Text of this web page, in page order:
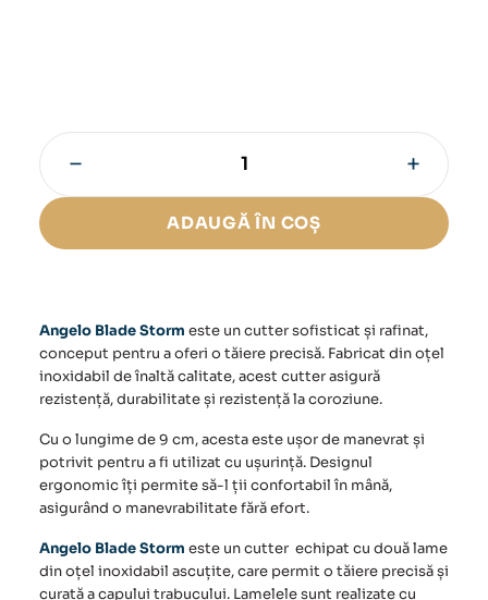
Cutter
Storm
− +
ADAUGĂ ÎN COȘ
Angelo Blade Storm este un cutter sofisticat și rafinat,
conceput pentru a oferi o tăiere precisă. Fabricat din oțel
inoxidabil de înaltă calitate, acest cutter asigură
rezistență, durabilitate și rezistență la coroziune.
Cu o lungime de 9 cm, acesta este ușor de manevrat și
potrivit pentru a fi utilizat cu ușurință. Designul
ergonomic îți permite să-l ții confortabil în mână,
asigurând o manevrabilitate fără efort.
Angelo Blade Storm este un cutter echipat cu două lame
din oțel inoxidabil ascuțite, care permit o tăiere precisă și
curată a capului trabucului. Lamelele sunt realizate cu